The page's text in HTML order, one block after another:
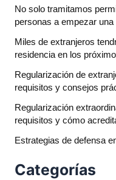
No solo tramitamos
personas a empezar
Miles de extranjeros
residencia en los
Regularización de
requisitos y consejos
Regularización
requisitos y cómo
Estrategias de defensa
Categorías